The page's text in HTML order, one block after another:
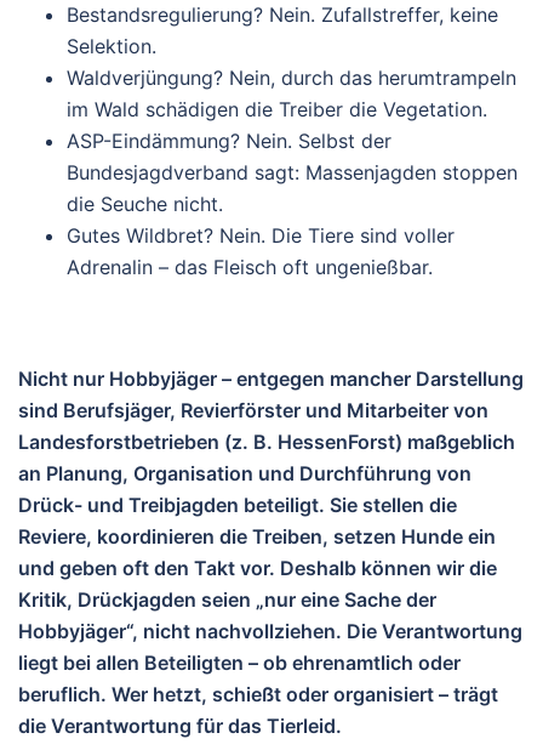
Bestandsregulierung? Nein. Zufallstreffer, keine
Selektion.
Waldverjüngung? Nein, durch das herumtrampeln
im Wald schädigen die Treiber die Vegetation.
ASP-Eindämmung? Nein. Selbst der
Bundesjagdverband sagt: Massenjagden stoppen
die Seuche nicht.
Gutes Wildbret? Nein. Die Tiere sind voller
Adrenalin – das Fleisch oft ungenießbar.
Nicht nur Hobbyjäger – entgegen mancher Darstellung
sind Berufsjäger, Revierförster und Mitarbeiter von
Landesforstbetrieben (z. B. HessenForst) maßgeblich
an Planung, Organisation und Durchführung von
Drück- und Treibjagden beteiligt. Sie stellen die
Reviere, koordinieren die Treiben, setzen Hunde ein
und geben oft den Takt vor. Deshalb können wir die
Kritik, Drückjagden seien „nur eine Sache der
Hobbyjäger“, nicht nachvollziehen. Die Verantwortung
liegt bei allen Beteiligten – ob ehrenamtlich oder
beruflich. Wer hetzt, schießt oder organisiert – trägt
die Verantwortung für das Tierleid.